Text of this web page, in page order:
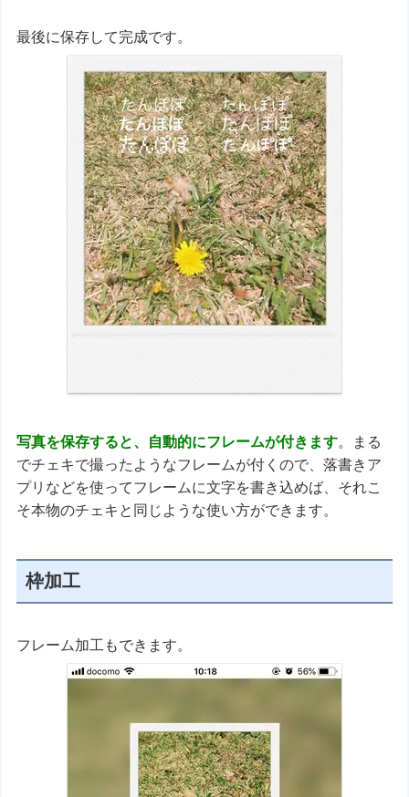
最後に保存して完成です。
写真を保存すると、自動的にフレームが付きます。まる
でチェキで撮ったようなフレームが付くので、落書きア
プリなどを使ってフレームに文字を書き込めば、それこ
そ本物のチェキと同じような使い方ができます。
枠加工
フレーム加工もできます。